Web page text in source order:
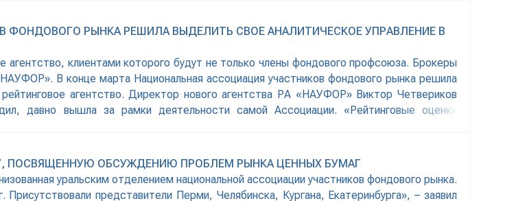
РЫНКА РЕШИЛА ВЫДЕЛИТЬ СВОЕ АНАЛИТИЧЕСКОЕ УПРАВЛЕНИЕ В
агентство, клиентами которого будут не только члены фондового профсоюза. Брокеры
В конце марта Национальная ассоциация участников фондового рынка решила
агентство. Директор нового агентства РА «НАУФОР» Виктор Четвериков
давно вышла за рамки деятельности самой Ассоциации. «Рейтинговые оценки
ПОСВЯЩЕННУЮ ОБСУЖДЕНИЮ ПРОБЛЕМ РЫНКА ЦЕННЫХ БУМАГ
уральским отделением национальной ассоциации участников фондового рынка.
представители Перми, Челябинска, Кургана, Екатеринбурга», – заявил